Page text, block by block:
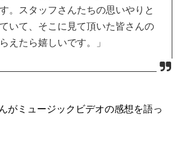
。スタッフさんたちの思いやりと
いて、そこに見て頂いた皆さんの
えたら嬉しいです。」
がミュージックビデオの感想を語っ